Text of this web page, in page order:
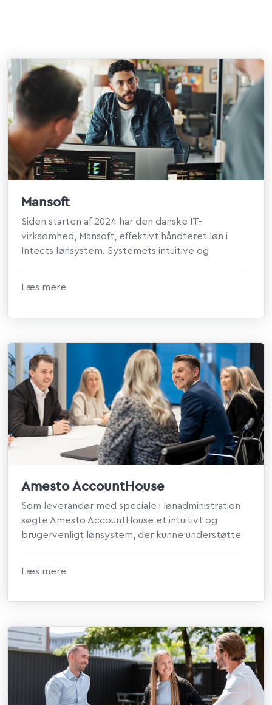
Mansoft
Siden starten af 2024 har den danske IT-
virksomhed, Mansoft, effektivt håndteret løn i
Intects lønsystem. Systemets intuitive og
Læs mere
Amesto AccountHouse
Som leverandør med speciale i lønadministration
søgte Amesto AccountHouse et intuitivt og
brugervenligt lønsystem, der kunne understøtte
Læs mere